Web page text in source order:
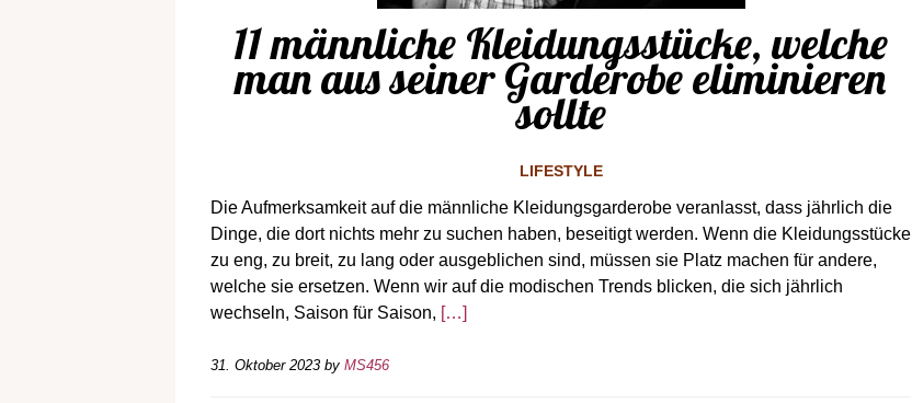
11 männliche Kleidungsstücke, welche
man aus seiner Garderobe eliminieren
sollte
LIFESTYLE
Die Aufmerksamkeit auf die männliche Kleidungsgarderobe veranlasst, dass jährlich die
Dinge, die dort nichts mehr zu suchen haben, beseitigt werden. Wenn die Kleidungsstücke
zu eng, zu breit, zu lang oder ausgeblichen sind, müssen sie Platz machen für andere,
welche sie ersetzen. Wenn wir auf die modischen Trends blicken, die sich jährlich
wechseln, Saison für Saison, […]
31. Oktober 2023 by MS456